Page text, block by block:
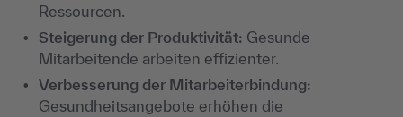
Ressourcen.
Steigerung der Produktivität: Gesunde
Mitarbeitende arbeiten effizienter.
Verbesserung der Mitarbeiterbindung:
Gesundheitsangebote erhöhen die